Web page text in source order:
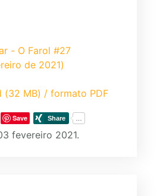
- O Farol #27
de 2021)
(32 MB) / formato PDF
Save
fevereiro 2021.